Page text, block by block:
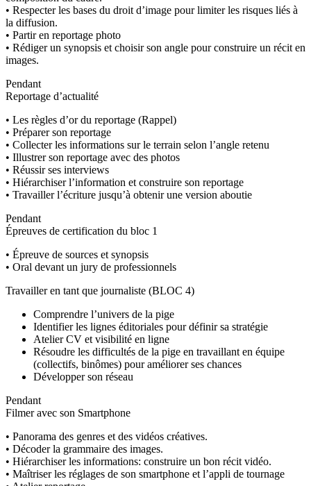
• Respecter les bases du droit d’image pour limiter les risques liés à
la diffusion.
• Partir en reportage photo
• Rédiger un synopsis et choisir son angle pour construire un récit en
images.
Pendant
Reportage d’actualité
• Les règles d’or du reportage (Rappel)
• Préparer son reportage
• Collecter les informations sur le terrain selon l’angle retenu
• Illustrer son reportage avec des photos
• Réussir ses interviews
• Hiérarchiser l’information et construire son reportage
• Travailler l’écriture jusqu’à obtenir une version aboutie
Pendant
Épreuves de certification du bloc 1
• Épreuve de sources et synopsis
• Oral devant un jury de professionnels
Travailler en tant que journaliste (BLOC 4)
Comprendre l’univers de la pige
Identifier les lignes éditoriales pour définir sa stratégie
Atelier CV et visibilité en ligne
Résoudre les difficultés de la pige en travaillant en équipe
(collectifs, binômes) pour améliorer ses chances
Développer son réseau
Pendant
Filmer avec son Smartphone
• Panorama des genres et des vidéos créatives.
• Décoder la grammaire des images.
• Hiérarchiser les informations: construire un bon récit vidéo.
• Maîtriser les réglages de son smartphone et l’appli de tournage